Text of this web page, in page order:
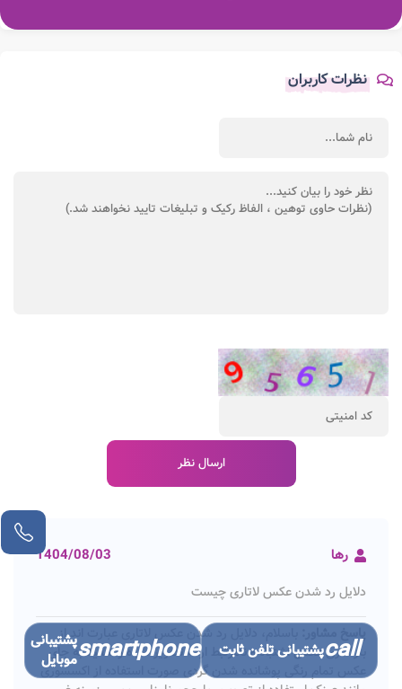
نظرات کاربران
رها 1404/08/03
دلایل رد شدن عکس لاتاری چیست
باسلام، دلایل رد شدن عکس لاتاری عبارت اند از
بارگذاری عکس اشتباه و نامرتبط ارائه تصویر سیاه و سفید به جای
عکس تمام رنگی پوشانده شدن گردی صورت استفاده از اکسسوری
callپشتیبانی تلفن ثابت smartphoneپشتیبانی
موبایل